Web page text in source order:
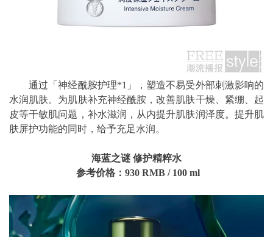
通过「神经酰胺护理*1」，塑造不易受外部刺激影响的
水润肌肤。为肌肤补充神经酰胺，改善肌肤干燥、紧绷、起
皮等干敏肌问题，补水滋润，从内提升肌肤润泽度。提升肌
肤屏护功能的同时，给予充足水润。
海蓝之谜 修护精粹水
参考价格：930 RMB/ 100 ml